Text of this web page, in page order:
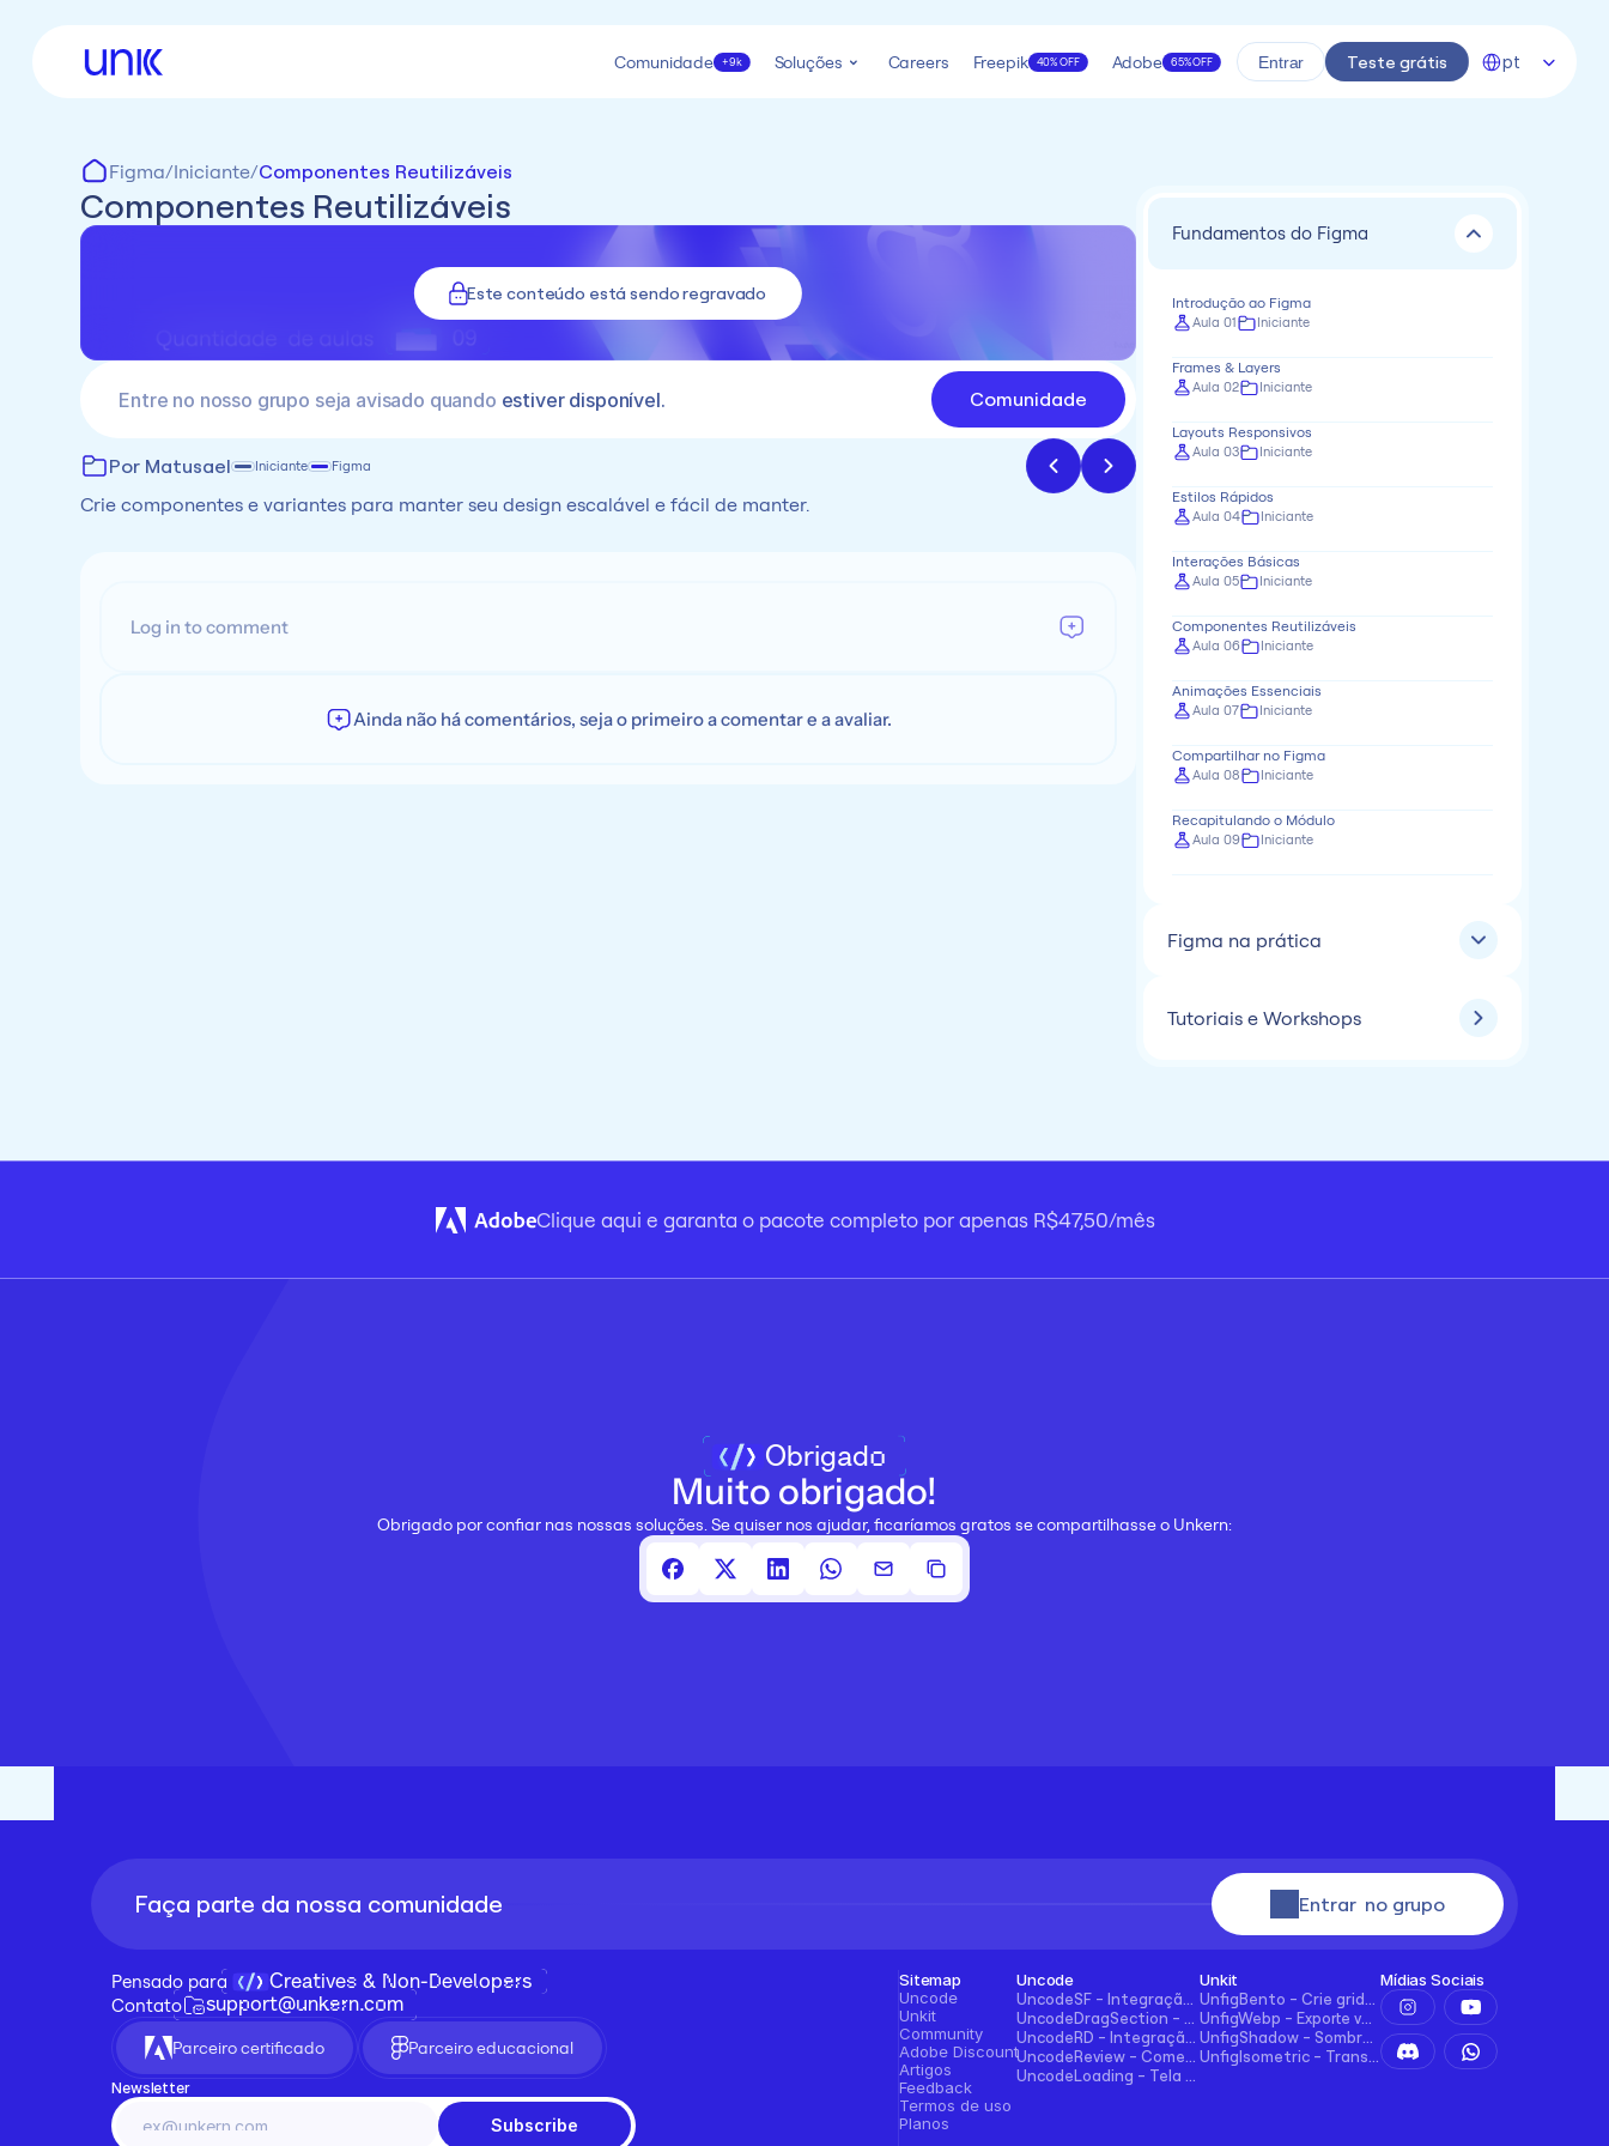
Figma/Iniciante/Componentes Reutilizáveis
Componentes Reutilizáveis
Este conteúdo está sendo regravado
Entre no nosso grupo seja avisado quando estiver disponível. Comunidade
Por Matusael Iniciante Figma
Crie componentes e variantes para manter seu design escalável e fácil de manter.
Log in to comment
Ainda não há comentários, seja o primeiro a comentar e a avaliar.
Fundamentos do Figma
Introdução ao Figma
Aula 01 Iniciante
Frames & Layers
Aula 02 Iniciante
Layouts Responsivos
Aula 03 Iniciante
Estilos Rápidos
Aula 04 Iniciante
Interações Básicas
Aula 05 Iniciante
Componentes Reutilizáveis
Aula 06 Iniciante
Animações Essenciais
Aula 07 Iniciante
Compartilhar no Figma
Aula 08 Iniciante
Recapitulando o Módulo
Aula 09 Iniciante
Figma na prática
Tutoriais e Workshops
Clique aqui e garanta o pacote completo por apenas R$47,50/mês
Obrigado
Muito obrigado!
Obrigado por confiar nas nossas soluções. Se quiser nos ajudar, ficaríamos gratos se compartilhasse o Unkern:
Comunidade +9k Soluções Careers Freepik 40% OFF Adobe 65% OFF Entrar Teste grátis pt
Faça parte da nossa comunidade Entrar  no grupo
Pensado para Creatives & Non-Developers
Contato support@unkern.com
Parceiro certificado Parceiro educacional
Newsletter
Subscribe
Sitemap
Uncode
Unkit
Community
Adobe Discount
Artigos
Feedback
Termos de uso
Planos
Uncode
Unkit
Mídias Sociais